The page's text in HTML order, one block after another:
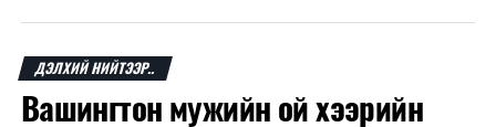
мэдээлжээ.
“Уралдронзавод” компани 2023 онд Екатеринбург
хотод байгуулагдсан бөгөөд нисгэгчгүй нисэх
ДЭЛХИЙ НИЙТЭЭР..
Вашингтон мужийн ой хээрийн